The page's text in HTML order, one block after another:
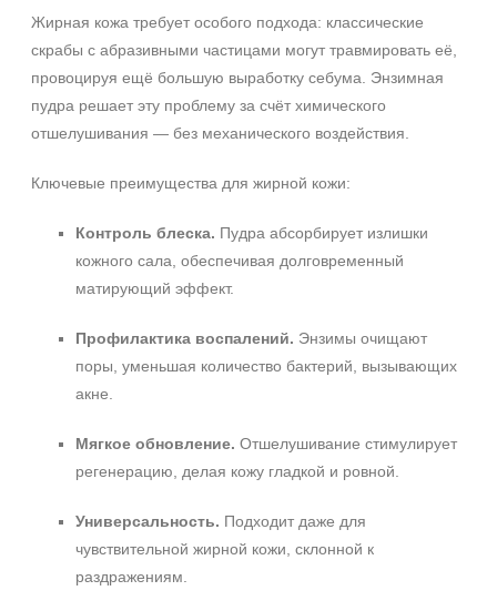
Жирная кожа требует особого подхода: классические
скрабы с абразивными частицами могут травмировать её,
провоцируя ещё большую выработку себума. Энзимная
пудра решает эту проблему за счёт химического
отшелушивания — без механического воздействия.
Ключевые преимущества для жирной кожи:
Контроль блеска. Пудра абсорбирует излишки
кожного сала, обеспечивая долговременный
матирующий эффект.
Профилактика воспалений. Энзимы очищают
поры, уменьшая количество бактерий, вызывающих
акне.
Мягкое обновление. Отшелушивание стимулирует
регенерацию, делая кожу гладкой и ровной.
Универсальность. Подходит даже для
чувствительной жирной кожи, склонной к
раздражениям.